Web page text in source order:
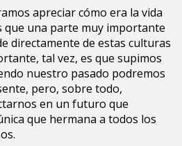
apreciar cómo era la vida
que una parte muy importante
directamente de estas culturas
tal vez, es que supimos
nuestro pasado podremos
pero, sobre todo,
en un futuro que
que hermana a todos los